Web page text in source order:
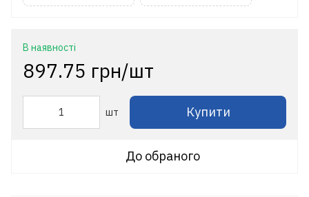
В наявності
897.75 грн/шт
шт Купити
До обраного